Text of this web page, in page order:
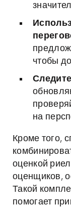
чтобы
на
Кроме того,
оценкой
оценщиков,
Такой
помогает